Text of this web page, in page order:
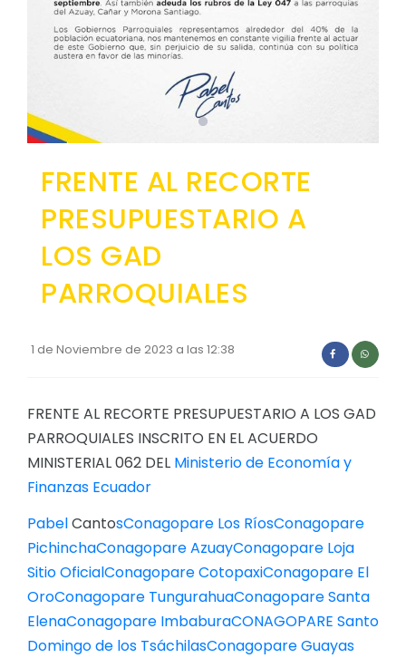
GEOGRAFÍA
Convocatorias
GESTIÓN ADMINISTRATIVA
Plan de desarrollo y Ordenamiento Territorial -
Plan Anual Contratación - PAC
Convenios Institucionales
PRESUPUESTO: EJECUCIÓN Y REPORTES
Cédulas presupuestarias y balances
Procesos de contratación
Obras y proyectos
FRENTE AL RECORTE
PRESUPUESTARIO A
LOS GAD
PARROQUIALES
1 de Noviembre de 2023 a las 12:38
FRENTE AL RECORTE PRESUPUESTARIO A LOS GAD
PARROQUIALES INSCRITO EN EL ACUERDO
MINISTERIAL 062 DEL Ministerio de Economía y
Finanzas Ecuador
PabelCantosConagopare Los RíosConagopare
PichinchaConagopare AzuayConagopare Loja
Sitio OficialConagopare CotopaxiConagopare El
OroConagopare TungurahuaConagopare Santa
ElenaConagopare ImbaburaCONAGOPARE Santo
Domingo de los TsáchilasConagopare Guayas